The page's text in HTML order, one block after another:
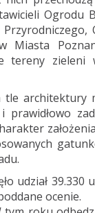
Ogrodu
Miasta
tereny zieleni
tle architektury
prawidłowo
udział 39.330
ocenie.